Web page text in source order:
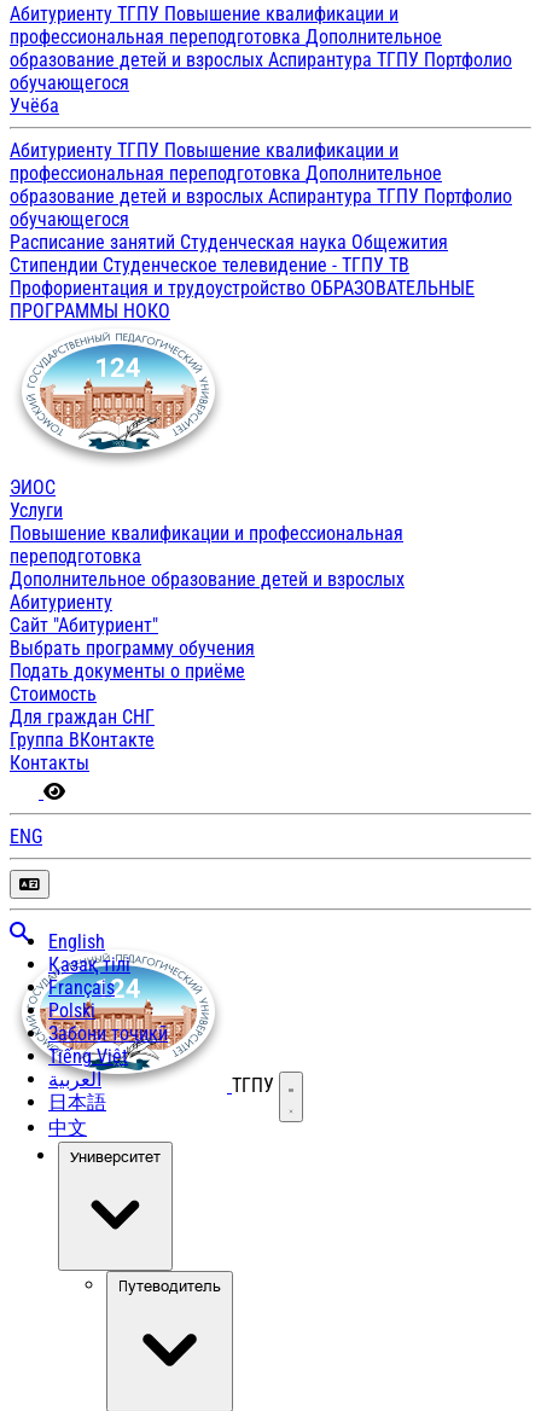
Абитуриенту ТГПУ Повышение квалификации и
профессиональная переподготовка Дополнительное
образование детей и взрослых Аспирантура ТГПУ Портфолио
обучающегося
Учёба
Абитуриенту ТГПУ Повышение квалификации и
профессиональная переподготовка Дополнительное
образование детей и взрослых Аспирантура ТГПУ Портфолио
обучающегося
Расписание занятий Студенческая наука Общежития
Стипендии Студенческое телевидение - ТГПУ ТВ
Профориентация и трудоустройство ОБРАЗОВАТЕЛЬНЫЕ
ПРОГРАММЫ НОКО
ЭИОС
Услуги
Повышение квалификации и профессиональная
переподготовка
Дополнительное образование детей и взрослых
Абитуриенту
Сайт "Абитуриент"
Выбрать программу обучения
Подать документы о приёме
Стоимость
Для граждан СНГ
Группа ВКонтакте
Контакты
ENG
English
Қазақ тілі
Français
Polski
Забони тоҷикӣ
Tiếng Việt
العربية
日本語
中文
ТГПУ Открыть меню
Университет
Путеводитель